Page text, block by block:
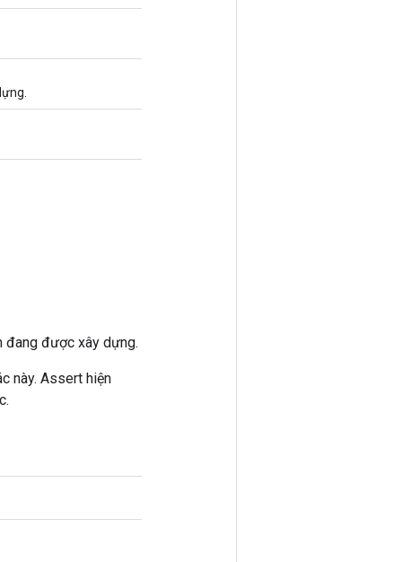
đang được xây dựng.
này. Assert hiện